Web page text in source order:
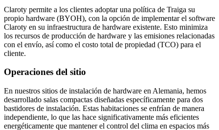
Claroty permite a los clientes adoptar una política de Traiga su
propio hardware (BYOH), con la opción de implementar el software
Claroty en su infraestructura de hardware existente. Esto minimiza
los recursos de producción de hardware y las emisiones relacionadas
con el envío, así como el costo total de propiedad (TCO) para el
cliente.
Operaciones del sitio
En nuestros sitios de instalación de hardware en Alemania, hemos
desarrollado salas compactas diseñadas específicamente para dos
bastidores de instalación. Estas habitaciones se enfrían de manera
independiente, lo que las hace significativamente más eficientes
energéticamente que mantener el control del clima en espacios más